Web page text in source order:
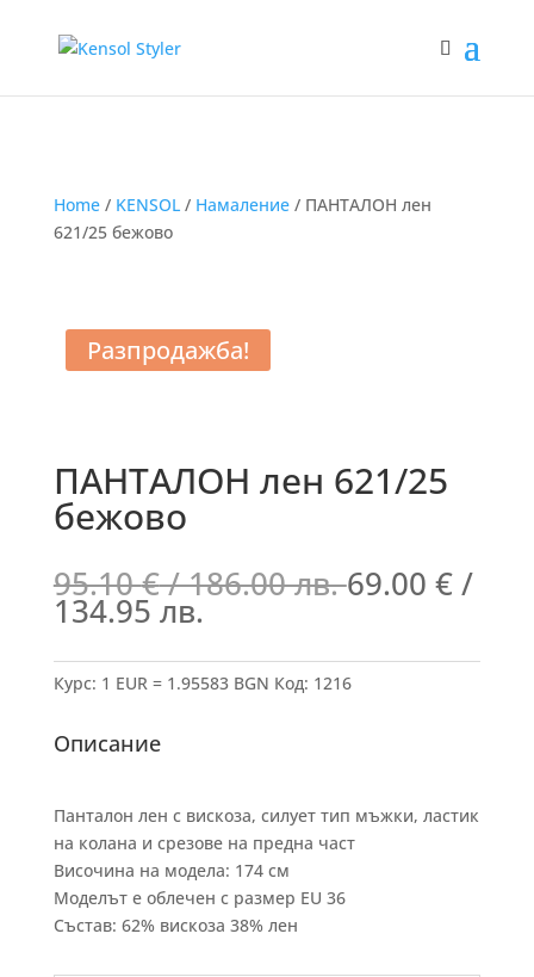
Home/ KENSOL/ Намаление/ ПАНТАЛОН лен
621/25 бежово
Разпродажба!
ПАНТАЛОН лен 621/25
бежово
95.10€/ 186.00 лв.69.00 €/
134.95 лв.
Курс: 1 EUR = 1.95583 BGN Код: 1216
Описание
Панталон лен с вискоза, силует тип мъжки, ластик
на колана и срезове на предна част
Височина на модела: 174 см
Моделът е облечен с размер EU 36
Състав: 62% вискоза 38% лен